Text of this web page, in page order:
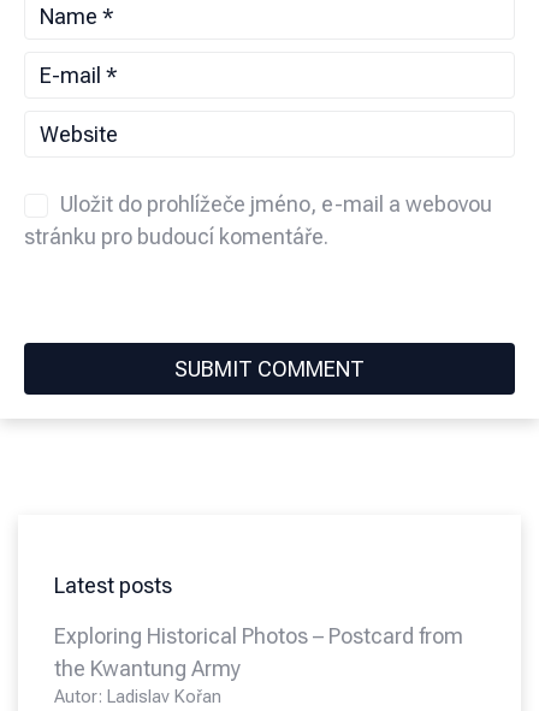
Uložit do prohlížeče jméno, e-mail a webovou
stránku pro budoucí komentáře.
Latest posts
Exploring Historical Photos – Postcard from
the Kwantung Army
Autor: Ladislav Kořan